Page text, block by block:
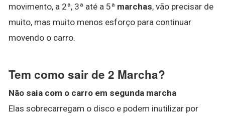
movimento, a 2ª, 3ª até a 5ª marchas, vão precisar de
muito, mas muito menos esforço para continuar
movendo o carro.
Tem como sair de 2 Marcha?
Não saia com o carro em segunda marcha
Elas sobrecarregam o disco e podem inutilizar por